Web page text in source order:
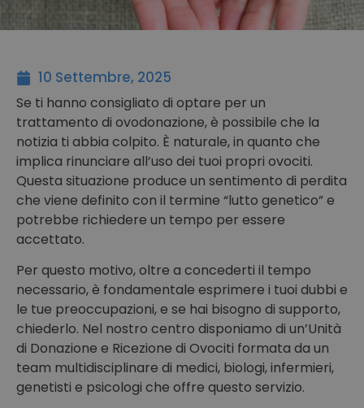
10 Settembre, 2025
Se ti hanno consigliato di optare per un
trattamento di ovodonazione, è possibile che la
notizia ti abbia colpito. È naturale, in quanto che
implica rinunciare all’uso dei tuoi propri ovociti.
Questa situazione produce un sentimento di perdita
che viene definito con il termine “lutto genetico” e
potrebbe richiedere un tempo per essere
accettato.
Per questo motivo, oltre a concederti il tempo
necessario, è fondamentale esprimere i tuoi dubbi e
le tue preoccupazioni, e se hai bisogno di supporto,
chiederlo. Nel nostro centro disponiamo di un’Unità
di Donazione e Ricezione di Ovociti formata da un
team multidisciplinare di medici, biologi, infermieri,
genetisti e psicologi che offre questo servizio.